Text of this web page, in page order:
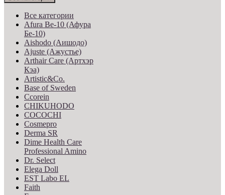
Все категории
Afura Be-10 (Афура
Бе-10)
Aishodo (Аишодо)
Ajuste (Ажустье)
Arthair Care (Артхэр
Кэа)
Artistic&Co.
Base of Sweden
Ccorein
CHIKUHODO
COCOCHI
Cosmepro
Derma SR
Dime Health Care
Professional Amino
Dr. Select
Elega Doll
EST Labo EL
Faith